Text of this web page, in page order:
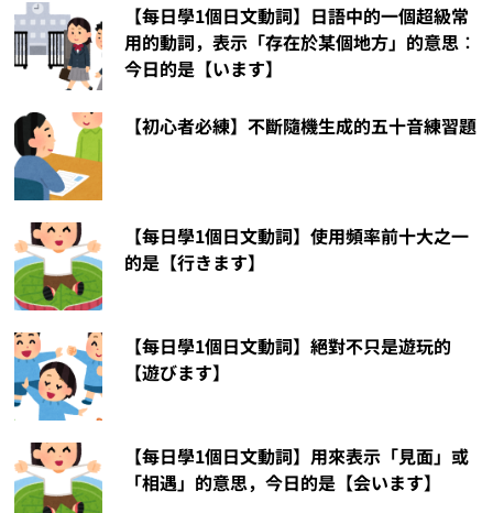
【每日學1個日文動詞】日語中的一個超級常
用的動詞，表示「存在於某個地方」的意思︰
今日的是【います】
【初心者必練】不斷隨機生成的五十音練習題
【每日學1個日文動詞】使用頻率前十大之一
的是【行きます】
【每日學1個日文動詞】絕對不只是遊玩的
【遊びます】
【每日學1個日文動詞】用來表示「見面」或
「相遇」的意思，今日的是【会います】